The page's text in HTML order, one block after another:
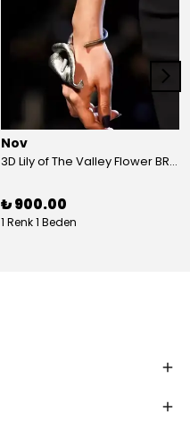
Nov
3D Lily of The Valley Flower BRACELET S
₺ 900.00
1 Renk 1 Beden